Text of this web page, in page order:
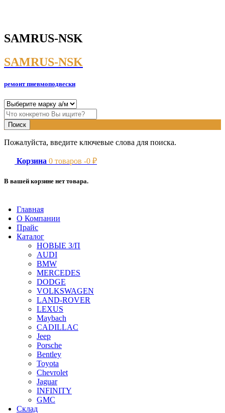
SAMRUS-NSK
SAMRUS-NSK
ремонт пневмоподвески
Пожалуйста, введите ключевые слова для поиска.
Корзина 0 товаров -0 ₽
В вашей корзине нет товара.
Главная
О Компании
Прайс
Каталог
НОВЫЕ З/П
AUDI
BMW
MERCEDES
DODGE
VOLKSWAGEN
LAND-ROVER
LEXUS
Maybach
CADILLAC
Jeep
Porsche
Bentley
Toyota
Chevrolet
Jaguar
INFINITY
GMC
Склад